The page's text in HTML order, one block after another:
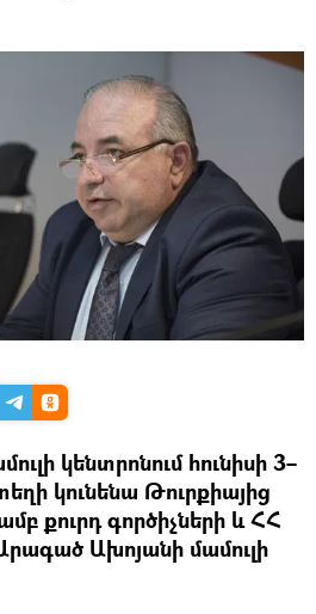
կենտրոնում հունիսի 3–
կունենա Թուրքիայից
քուրդ գործիչների և ՀՀ
Ախոյանի մամուլի